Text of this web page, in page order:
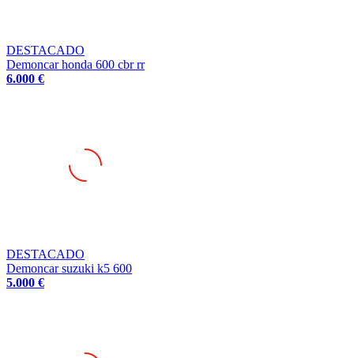
Demoncar honda 600 cbr rr
6.000 €
Demoncar suzuki k5 600
5.000 €